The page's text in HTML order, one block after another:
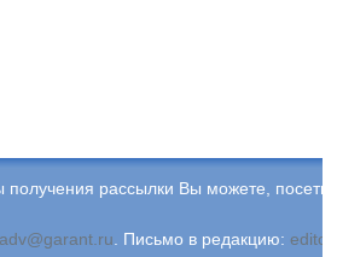
получения рассылки Вы можете,
adv@garant.ru Письмо в редакцию: